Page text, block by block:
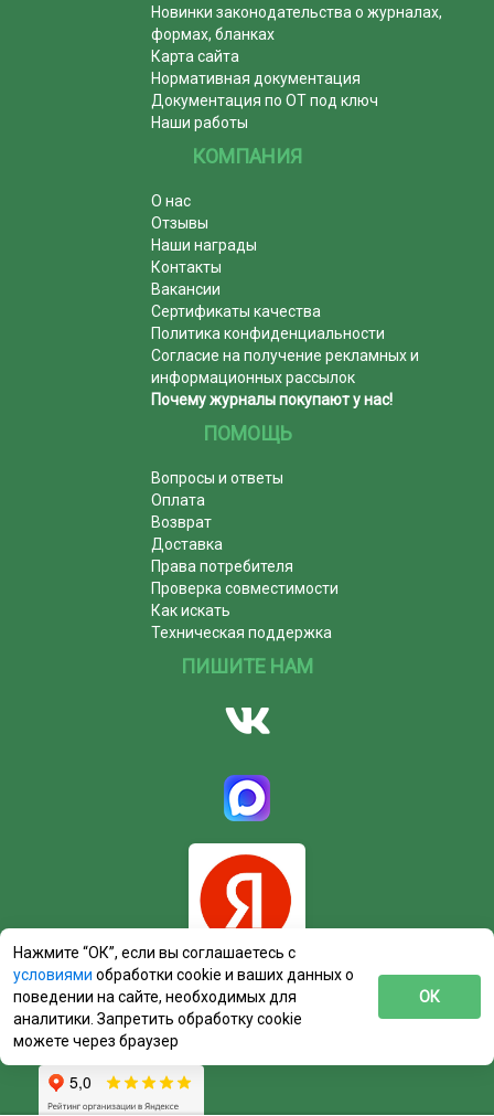
Новинки законодательства о журналах,
формах, бланках
Карта сайта
Нормативная документация
Документация по ОТ под ключ
Наши работы
КОМПАНИЯ
О нас
Отзывы
Наши награды
Контакты
Вакансии
Сертификаты качества
Политика конфиденциальности
Согласие на получение рекламных и
информационных рассылок
Почему журналы покупают у нас!
ПОМОЩЬ
Вопросы и ответы
Оплата
Возврат
Доставка
Права потребителя
Проверка совместимости
Как искать
Техническая поддержка
ПИШИТЕ НАМ
Нажмите “ОК”, если вы соглашаетесь с
условиями обработки cookie и ваших данных о
поведении на сайте, необходимых для
аналитики. Запретить обработку cookie
можете через браузер
ОК